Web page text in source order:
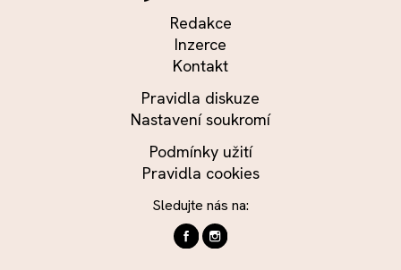
Redakce
Inzerce
Kontakt
Pravidla diskuze
Nastavení soukromí
Podmínky užití
Pravidla cookies
Sledujte nás na: